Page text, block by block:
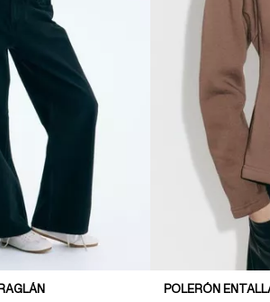
POLERÓN